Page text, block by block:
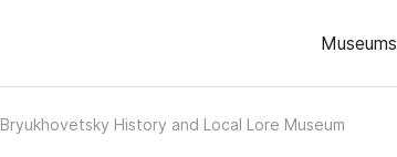
Museums
Bryukhovetsky History and Local Lore Museum